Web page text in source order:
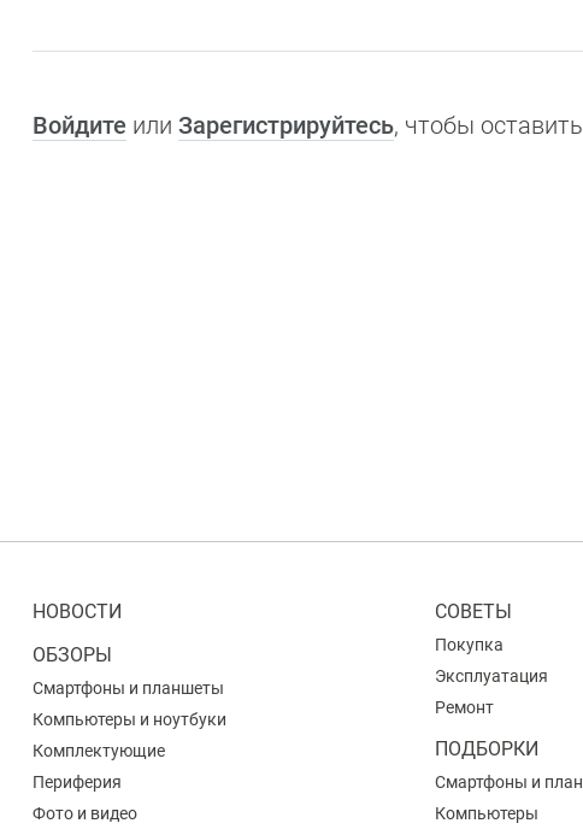
Войдите или Зарегистрируйтесь, чтобы
НОВОСТИ
ОБЗОРЫ
Смартфоны и планшеты
Компьютеры и ноутбуки
Комплектующие
Периферия
Фото и видео
СОВЕТЫ
Покупка
Эксплуатация
Ремонт
ПОДБОРКИ
Смартфоны и
Компьютеры